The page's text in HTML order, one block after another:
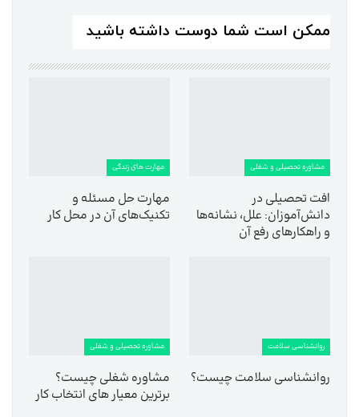
ممکن است شما دوست داشته باشید
مشاوره تحصیلی و شغلی
افت تحصیلی در
دانش‌آموزان: علل، نشانه‌ها
و راهکارهای رفع آن
مهارت های زندگی
مهارت حل مسئله و
تکنیک‌های آن در محل کار
روانشناسی سلامت
روانشناسی سلامت چیست؟
مشاوره تحصیلی و شغلی
مشاوره شغلی چیست؟
برترین معیار های انتخاب کار